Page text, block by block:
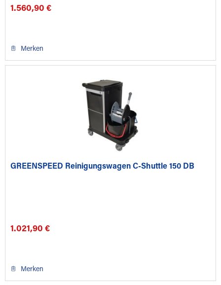
1.560,90 €
Merken
GREENSPEED Reinigungswagen C-Shuttle 150 DB
1.021,90 €
Merken